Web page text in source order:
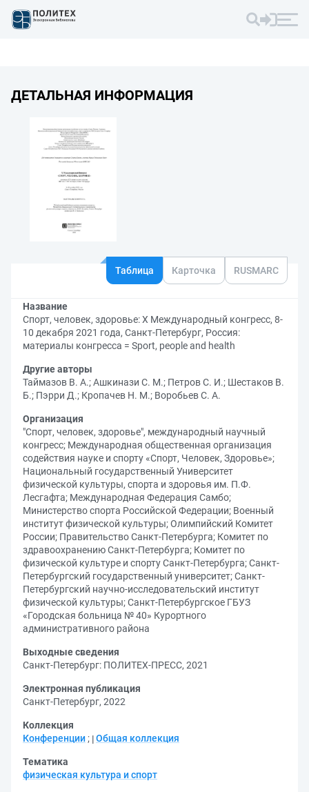
ДЕТАЛЬНАЯ ИНФОРМАЦИЯ
Таблица Карточка RUSMARC
Название
Спорт, человек, здоровье: X Международный конгресс, 8-
10 декабря 2021 года, Санкт-Петербург, Россия:
материалы конгресса = Sport, people and health
Другие авторы
Таймазов В. А.;Ашкинази С. М.; Петров С. И.; Шестаков В.
Б.; Пэрри Д.; Кропачев Н. М.; Воробьев С. А.
Организация
"Спорт, человек, здоровье", международный научный
конгресс; Международная общественная организация
содействия науке и спорту «Спорт, Человек, Здоровье»;
Национальный государственный Университет
физической культуры, спорта и здоровья им. П.Ф.
Лесгафта; Международная Федерация Самбо;
Министерство спорта Российской Федерации; Военный
институт физической культуры;Олимпийский Комитет
России; Правительство Санкт-Петербурга; Комитет по
здравоохранению Санкт-Петербурга; Комитет по
физической культуре и спорту Санкт-Петербурга;Санкт-
Петербургский государственный университет;Санкт-
Петербургский научно-исследовательский институт
физической культуры;Санкт-Петербургское ГБУЗ
«Городская больница № 40» Курортного
административного района
Выходные сведения
Санкт-Петербург: ПОЛИТЕХ-ПРЕСС, 2021
Электронная публикация
Санкт-Петербург, 2022
Коллекция
Конференции ; Общая коллекция
Тематика
физическая культура и спорт